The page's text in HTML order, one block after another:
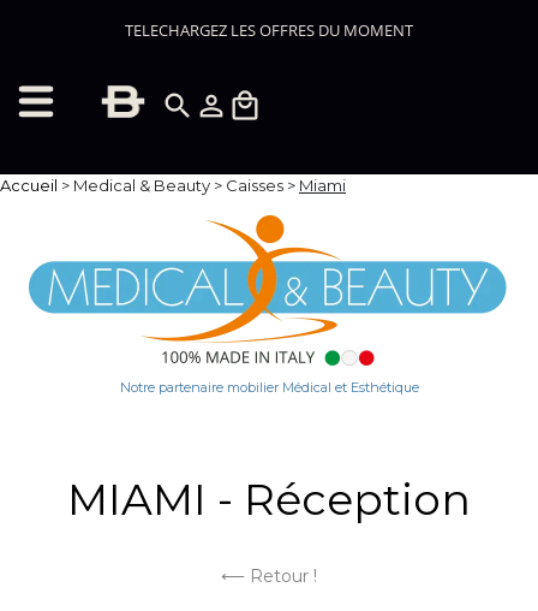
TELECHARGEZ LES OFFRES DU MOMENT
search person_outline local_mall
Accueil > Medical & Beauty > Caisses > Miami
Notre partenaire mobilier Médical et Esthétique
MIAMI - Réception
⟵ Retour !